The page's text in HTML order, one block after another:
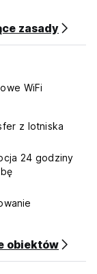
zasady
WiFi
z lotniska
24 godziny
obiektów